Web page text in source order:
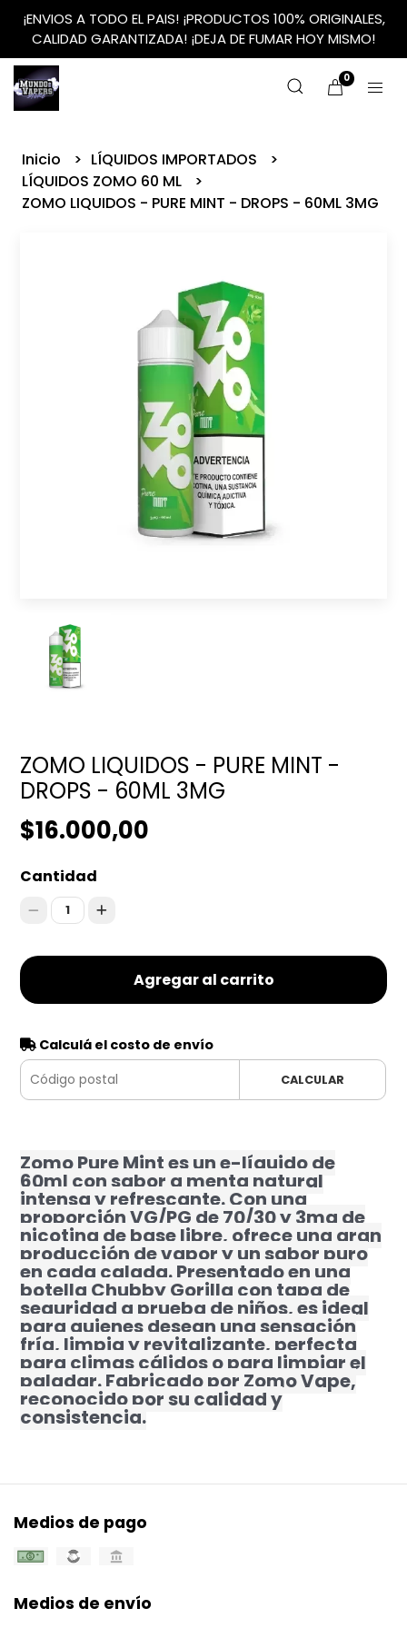
¡ENVIOS A TODO EL PAIS! ¡PRODUCTOS 100% ORIGINALES,
CALIDAD GARANTIZADA! ¡DEJA DE FUMAR HOY MISMO!
0
Inicio
LÍQUIDOS IMPORTADOS
LÍQUIDOS ZOMO 60 ML
ZOMO LIQUIDOS - PURE MINT - DROPS - 60ML 3MG
ZOMO LIQUIDOS - PURE MINT -
DROPS - 60ML 3MG
$16.000,00
Cantidad
1
Agregar al carrito
Calculá el costo de envío
CALCULAR
Zomo Pure Mint es un e-líquido de
60ml con sabor a menta natural
intensa y refrescante. Con una
proporción VG/PG de 70/30 y 3mg de
nicotina de base libre, ofrece una gran
producción de vapor y un sabor puro
en cada calada. Presentado en una
botella Chubby Gorilla con tapa de
seguridad a prueba de niños, es ideal
para quienes desean una sensación
fría, limpia y revitalizante, perfecta
para climas cálidos o para limpiar el
paladar. Fabricado por Zomo Vape,
reconocido por su calidad y
consistencia.
Medios de pago
Medios de envío